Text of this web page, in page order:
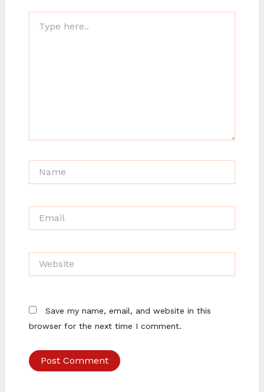
here..
Save my name, email, and website in this
browser for the next time I comment.